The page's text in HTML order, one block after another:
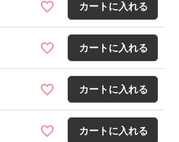
カートに入れる
カートに入れる
カートに入れる
カートに入れる